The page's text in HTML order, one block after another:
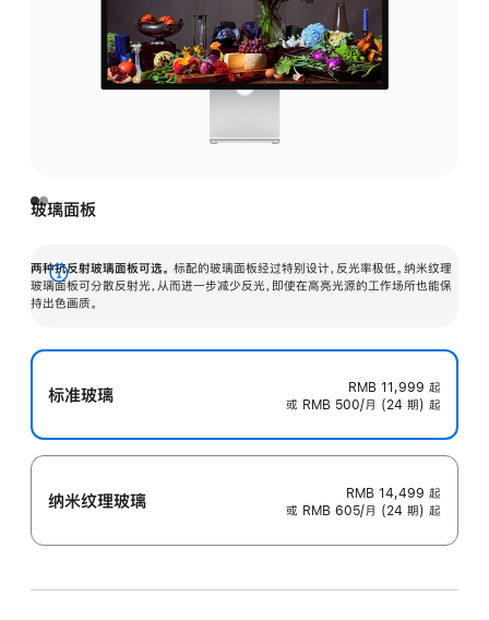
玻璃面板
两种抗反射玻璃面板可选。 标配的玻璃面板经过特别设计，反光率极低。纳米纹理
玻璃面板可分散反射光，从而进一步减少反光，即使在高亮光源的工作场所也能保
持出色画质。
展
开
标准玻璃 RMB 11,999 起
或 RMB 500/月 (24 期) 起
纳米纹理玻璃 RMB 14,499 起
或 RMB 605/月 (24 期) 起